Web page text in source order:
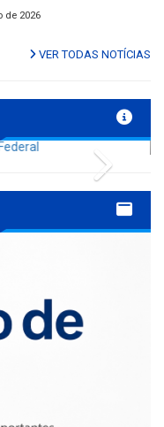
de 2026
VER TODAS NOTÍCIAS